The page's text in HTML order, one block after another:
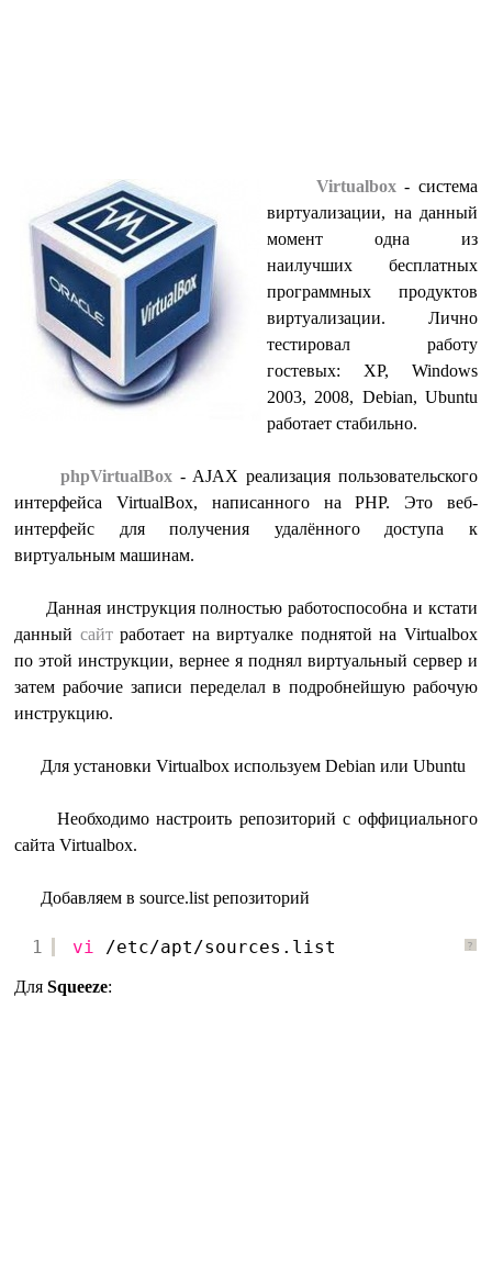
Virtualbox- система
виртуализации, на данный
момент одна из
наилучших бесплатных
программных продуктов
виртуализации. Лично
тестировал работу
гостевых: XP, Windows
2003, 2008, Debian, Ubuntu
работает стабильно.
phpVirtualBox- AJAX реализация пользовательского
интерфейса VirtualBox, написанного на PHP. Это веб-
интерфейс для получения удалённого доступа к
виртуальным машинам.
Данная инструкция полностью работоспособна и кстати
данный сайтработает на виртуалке поднятой на Virtualbox
по этой инструкции, вернее я поднял виртуальный сервер и
затем рабочие записи переделал в подробнейшую рабочую
инструкцию.
Для установки Virtualbox используем Debian или Ubuntu
Необходимо настроить репозиторий с оффициального
сайта Virtualbox.
Добавляем в source.list репозиторий
?
1 vi /etc/apt/sources .list
ДляSqueeze: